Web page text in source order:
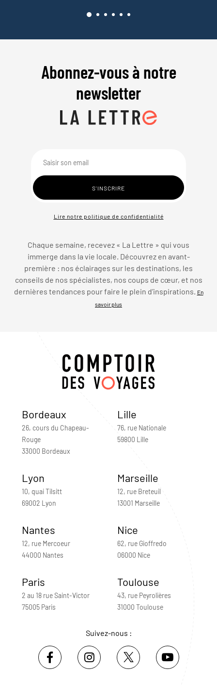
Abonnez-vous à notre
newsletter
Lire notre politique de confidentialité
Chaque semaine, recevez « La Lettre » qui vous
immerge dans la vie locale. Découvrez en avant-
première : nos éclairages sur les destinations, les
conseils de nos spécialistes, nos coups de cœur, et nos
dernières tendances pour faire le plein d’inspirations.
En
savoir plus
Bordeaux
26, cours du Chapeau-
Rouge
33000 Bordeaux
Lille
76, rue Nationale
59800 Lille
Lyon
10, quai Tilsitt
69002 Lyon
Marseille
12, rue Breteuil
13001 Marseille
Nantes
12, rue Mercoeur
44000 Nantes
Nice
62, rue Gioffredo
06000 Nice
Paris
2 au 18 rue Saint-Victor
75005 Paris
Toulouse
43, rue Peyrolières
31000 Toulouse
Suivez-nous :